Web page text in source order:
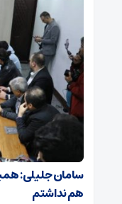
سامان جلیلی:
هم نداشتم